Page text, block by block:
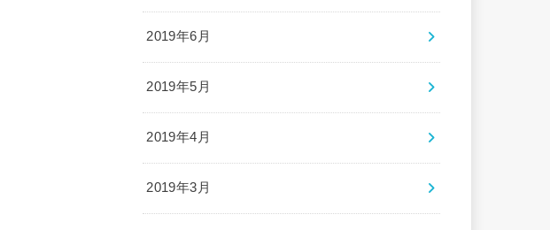
2019年6月
2019年5月
2019年4月
2019年3月